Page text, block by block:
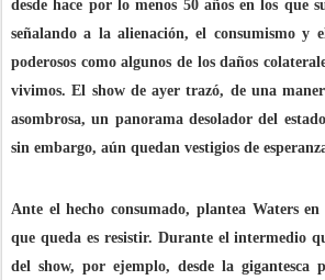
desde hace por lo menos 50 años en los que
señalando a la alienación, el consumismo y
poderosos como algunos de los daños
vivimos. El show de ayer trazó, de una
asombrosa, un panorama desolador del
sin embargo, aún quedan vestigios de
Ante el hecho consumado, plantea Waters en
que queda es resistir. Durante el intermedio
del show, por ejemplo, desde la gigantesca